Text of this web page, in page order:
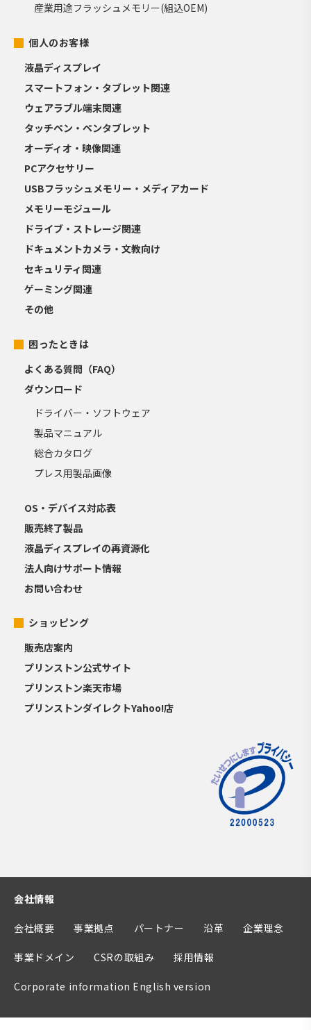
産業用途フラッシュメモリー(組込OEM)
個人のお客様
液晶ディスプレイ
スマートフォン・タブレット関連
ウェアラブル端末関連
タッチペン・ペンタブレット
オーディオ・映像関連
PCアクセサリー
USBフラッシュメモリー・メディアカード
メモリーモジュール
ドライブ・ストレージ関連
ドキュメントカメラ・文教向け
セキュリティ関連
ゲーミング関連
その他
困ったときは
よくある質問（FAQ）
ダウンロード
ドライバー・ソフトウェア
製品マニュアル
総合カタログ
プレス用製品画像
OS・デバイス対応表
販売終了製品
液晶ディスプレイの再資源化
法人向けサポート情報
お問い合わせ
ショッピング
販売店案内
プリンストン公式サイト
プリンストン楽天市場
プリンストンダイレクトYahoo!店
会社情報
会社概要 事業拠点 パートナー 沿革 企業理念
事業ドメイン CSRの取組み 採用情報
Corporate information English version